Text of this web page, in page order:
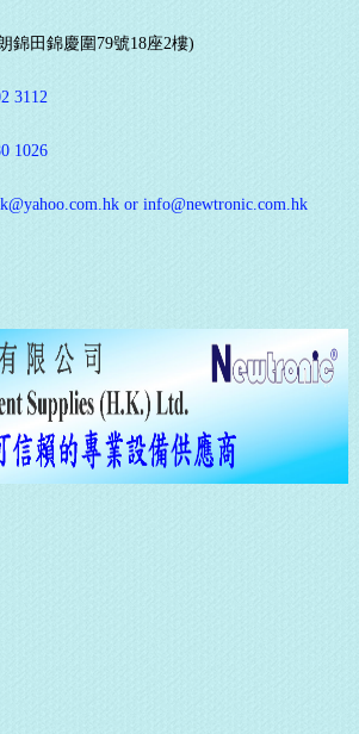
田錦慶圍79號18座2樓)
3112
1026
or info@newtronic.com.hk